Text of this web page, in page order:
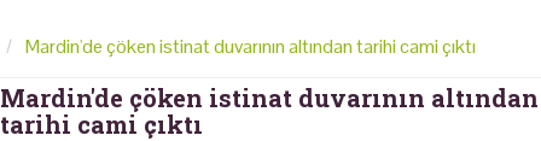
Mardin'de çöken istinat duvarının altından tarihi cami çıktı
Mardin'de çöken istinat duvarının altından
tarihi cami çıktı